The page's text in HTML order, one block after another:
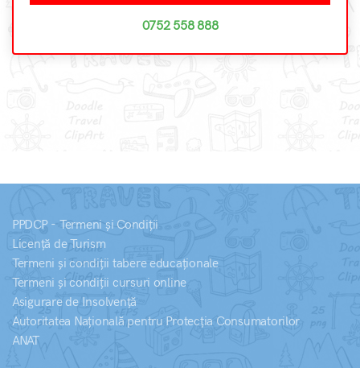
0752 558 888
PPDCP - Termeni și Condiții
Licență de Turism
Termeni și condiții tabere educaționale
Termeni și condiții cursuri online
Asigurare de Insolvență
Autoritatea Națională pentru Protecția Consumatorilor
ANAT